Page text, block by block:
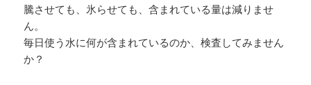
騰させても、氷らせても、含まれている量は減りませ
ん。
毎日使う水に何が含まれているのか、検査してみません
か？